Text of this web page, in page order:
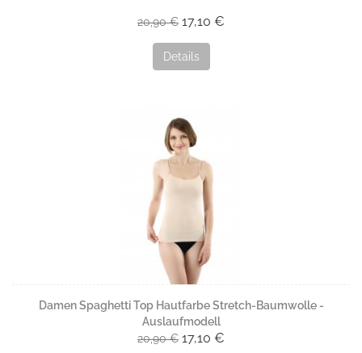
20,90 € 17,10 €
Details
Damen Spaghetti Top Hautfarbe Stretch-Baumwolle -
Auslaufmodell
20,90 € 17,10 €